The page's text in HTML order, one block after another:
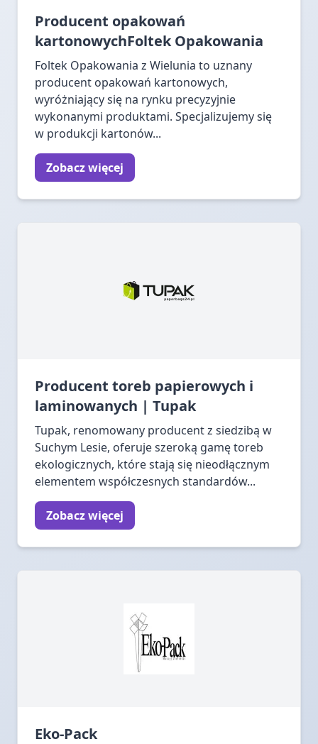
Producent opakowań
kartonowychFoltek Opakowania
Foltek Opakowania z Wielunia to uznany
producent opakowań kartonowych,
wyróżniający się na rynku precyzyjnie
wykonanymi produktami. Specjalizujemy się
w produkcji kartonów...
Zobacz więcej
Producent toreb papierowych i
laminowanych | Tupak
Tupak, renomowany producent z siedzibą w
Suchym Lesie, oferuje szeroką gamę toreb
ekologicznych, które stają się nieodłącznym
elementem współczesnych standardów...
Zobacz więcej
Eko-Pack